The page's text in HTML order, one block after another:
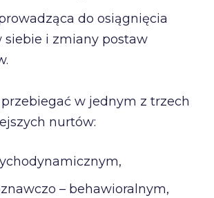
do osiągnięcia
siebie i zmiany postaw
w jednym z trzech
nurtów:
– behawioralnym,